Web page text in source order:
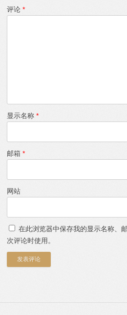
评论 *
显示名称 *
邮箱 *
网站
在此浏览器中保存我的显示名称、
次评论时使用。